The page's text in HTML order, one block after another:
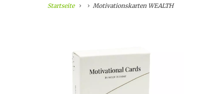
Startseite Motivationskarten WEALTH